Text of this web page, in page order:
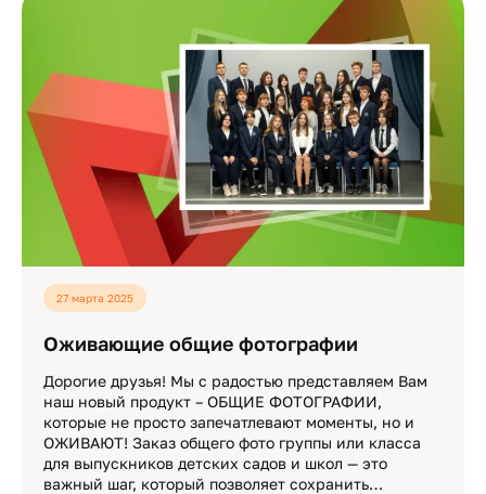
27 марта 2025
Оживающие общие фотографии
Дорогие друзья! Мы с радостью представляем Вам
наш новый продукт – ОБЩИЕ ФОТОГРАФИИ,
которые не просто запечатлевают моменты, но и
ОЖИВАЮТ! Заказ общего фото группы или класса
для выпускников детских садов и школ — это
важный шаг, который позволяет сохранить…